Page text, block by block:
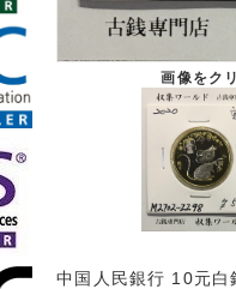
画像をク
中国人民銀行 10元白